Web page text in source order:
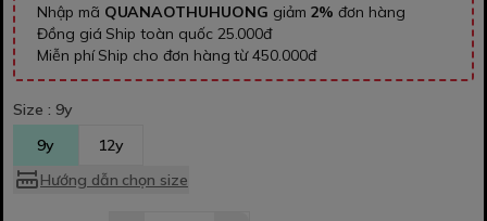
Nhập mã QUANAOTHUHUONG giảm 2% đơn hàng
Đồng giá Ship toàn quốc 25.000đ
Miễn phí Ship cho đơn hàng từ 450.000đ
Size : 9y
9y
12y
Hướng dẫn chọn size